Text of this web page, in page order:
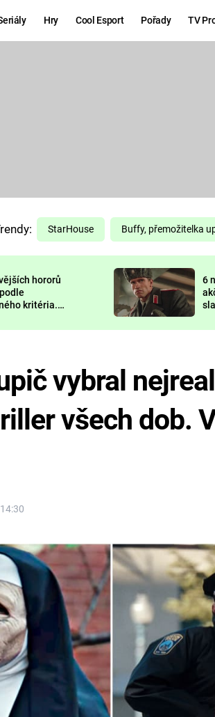
Hry Cool Esport Pořady TV
StarHouse Buffy, přemožitelka
hororů
kritéria.
tep?
6
vybral
všech dob.